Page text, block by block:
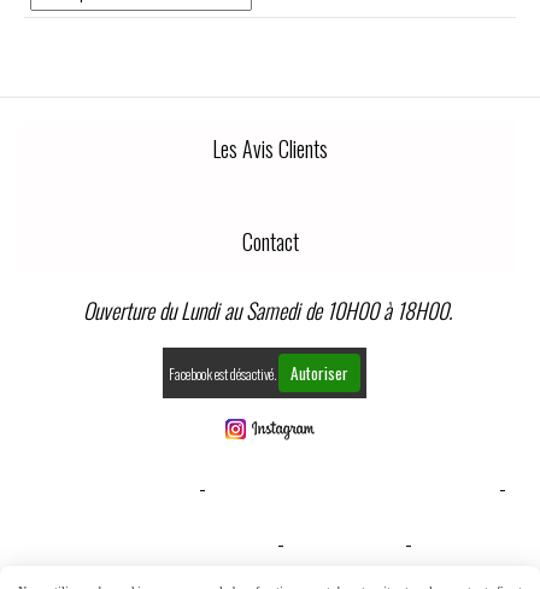
Les Avis Clients
Contact
Ouverture du Lundi au Samedi de 10H00 à 18H00.
Facebook est désactivé. Autoriser